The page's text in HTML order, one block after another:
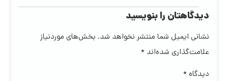
دیدگاهتان را بنویسید
نشانی ایمیل شما منتشر نخواهد شد. بخش‌های موردنیاز
علامت‌گذاری شده‌اند*
دیدگاه*